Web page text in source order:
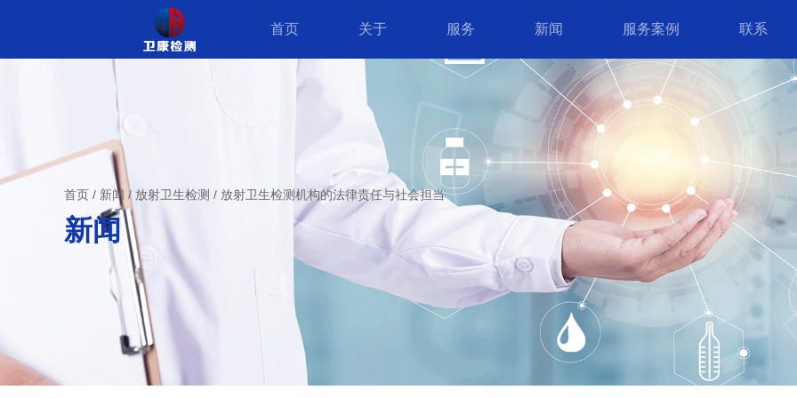
首页 关于 服务 新闻 服务案例 联系
首页 / 新闻 / 放射卫生检测 / 放射卫生检测机构的法律责任与社会担当
新闻